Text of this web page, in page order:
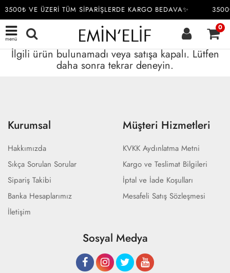
3500₺ VE ÜZERİ TÜM SİPARİŞLERDE KARGO BEDAVA✨
menü
0
İlgili ürün bulunamadı veya satışa kapalı. Lütfen
daha sonra tekrar deneyin.
Kurumsal
Hakkımızda
Sıkça Sorulan Sorular
Sipariş Takibi
Banka Hesaplarımız
İletişim
Müşteri Hizmetleri
KVKK Aydınlatma Metni
Kargo ve Teslimat Bilgileri
İptal ve İade Koşulları
Mesafeli Satış Sözleşmesi
Sosyal Medya